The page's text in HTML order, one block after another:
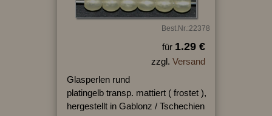
Best.Nr.:22378
für 1.29 €
zzgl. Versand
Glasperlen rund
platingelb transp. mattiert ( frostet ),
hergestellt in Gablonz / Tschechien